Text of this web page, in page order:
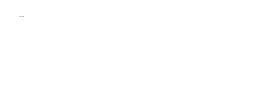
...